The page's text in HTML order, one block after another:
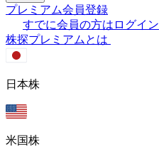
プレミアム会員登録
すでに会員の方はログイン
株探プレミアムとは
日本株
米国株